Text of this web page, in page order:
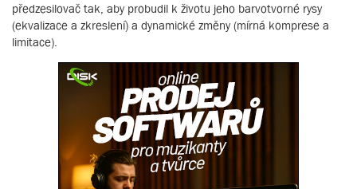
předzesilovač tak, aby probudil k životu jeho barvotvorné rysy
(ekvalizace a zkreslení) a dynamické změny (mírná komprese a
limitace).